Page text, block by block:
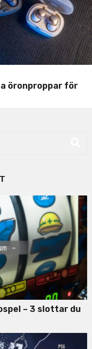
öronproppar för
– 3 slottar du